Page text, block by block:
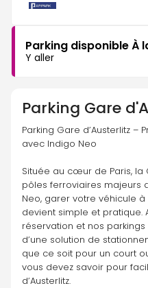
Parking disponible À
Y aller
Parking Gare
Parking Gare d’Austerlitz
avec Indigo Neo
Située au cœur de Paris, la
pôles ferroviaires majeurs
Neo, garer votre véhicule
devient simple et pratique.
réservation et nos
d’une solution de
que ce soit pour un court
vous devez savoir pour
d’Austerlitz.